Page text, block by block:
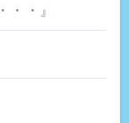
・』